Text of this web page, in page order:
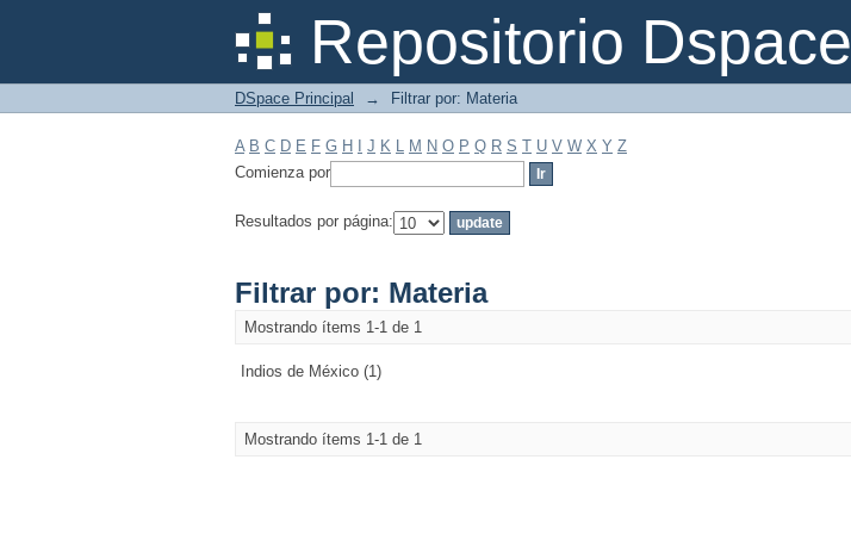
Repositorio Dspace
Filtrar por: Materia
DSpace Principal → Filtrar por: Materia
A B C D E F G H J K L M N O P Q R S T U V W X Y Z
Comienza por
Resultados por página:
Filtrar por: Materia
Mostrando ítems 1-1 de 1
Indios de México (1)
Mostrando ítems 1-1 de 1